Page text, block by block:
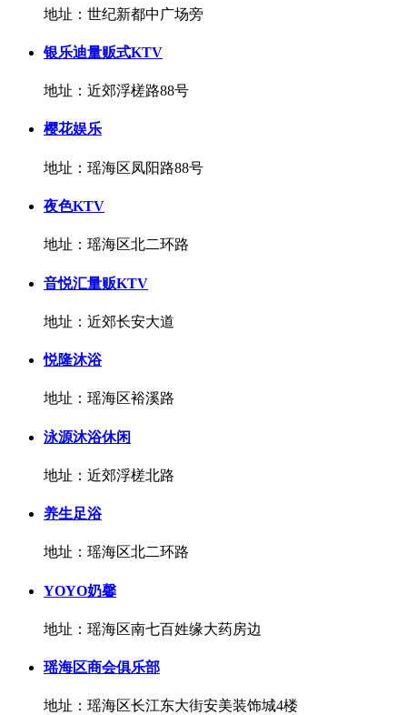
地址：世纪新都中广场旁
银乐迪量贩式KTV
地址：近郊浮槎路88号
樱花娱乐
地址：瑶海区凤阳路88号
夜色KTV
地址：瑶海区北二环路
音悦汇量贩KTV
地址：近郊长安大道
悦隆沐浴
地址：瑶海区裕溪路
泳源沐浴休闲
地址：近郊浮槎北路
养生足浴
地址：瑶海区北二环路
YOYO奶馨
地址：瑶海区南七百姓缘大药房边
瑶海区商会俱乐部
地址：瑶海区长江东大街安美装饰城4楼